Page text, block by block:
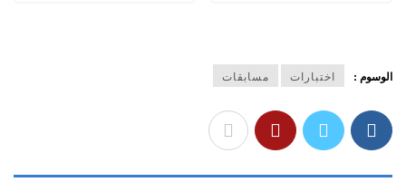
الوسوم : اختبارات مسابقات